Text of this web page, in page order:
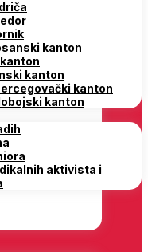
kanton
kanton
kanton
kanton
aktivista i